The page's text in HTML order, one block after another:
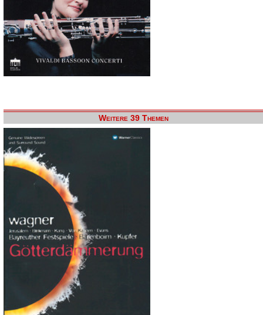
Weitere 39 Themen